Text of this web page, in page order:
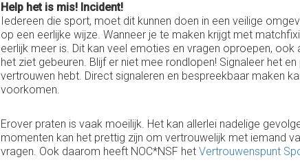
Help het is mis! Incident!
Iedereen die sport, moet dit kunnen doen in een veilige
op een eerlijke wijze. Wanneer je te maken krijgt met
eerlijk meer is. Dit kan veel emoties en vragen oproepen,
het ziet gebeuren. Blijf er niet mee rondlopen! Signaleer het
vertrouwen hebt. Direct signaleren en bespreekbaar maken
voorkomen.
Erover praten is vaak moeilijk. Het kan allerlei nadelige
momenten kan het prettig zijn om vertrouwelijk met iemand
vragen. Ook daarom heeft NOC*NSF hetVertrouwenspunt